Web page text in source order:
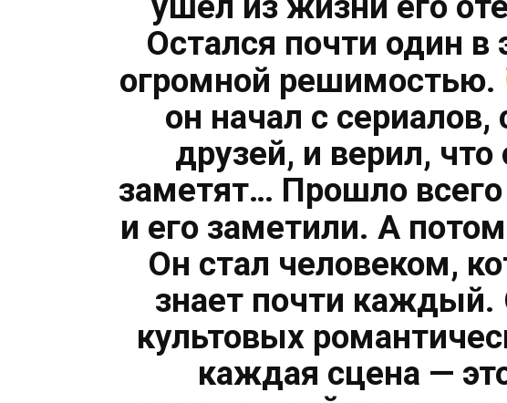
Остался почти один в
огромной решимостью.
он начал с сериалов,
друзей, и верил,
заметят… Прошло
и его заметили. А
Он стал человеком,
знает почти каждый.
культовых
каждая сцена —